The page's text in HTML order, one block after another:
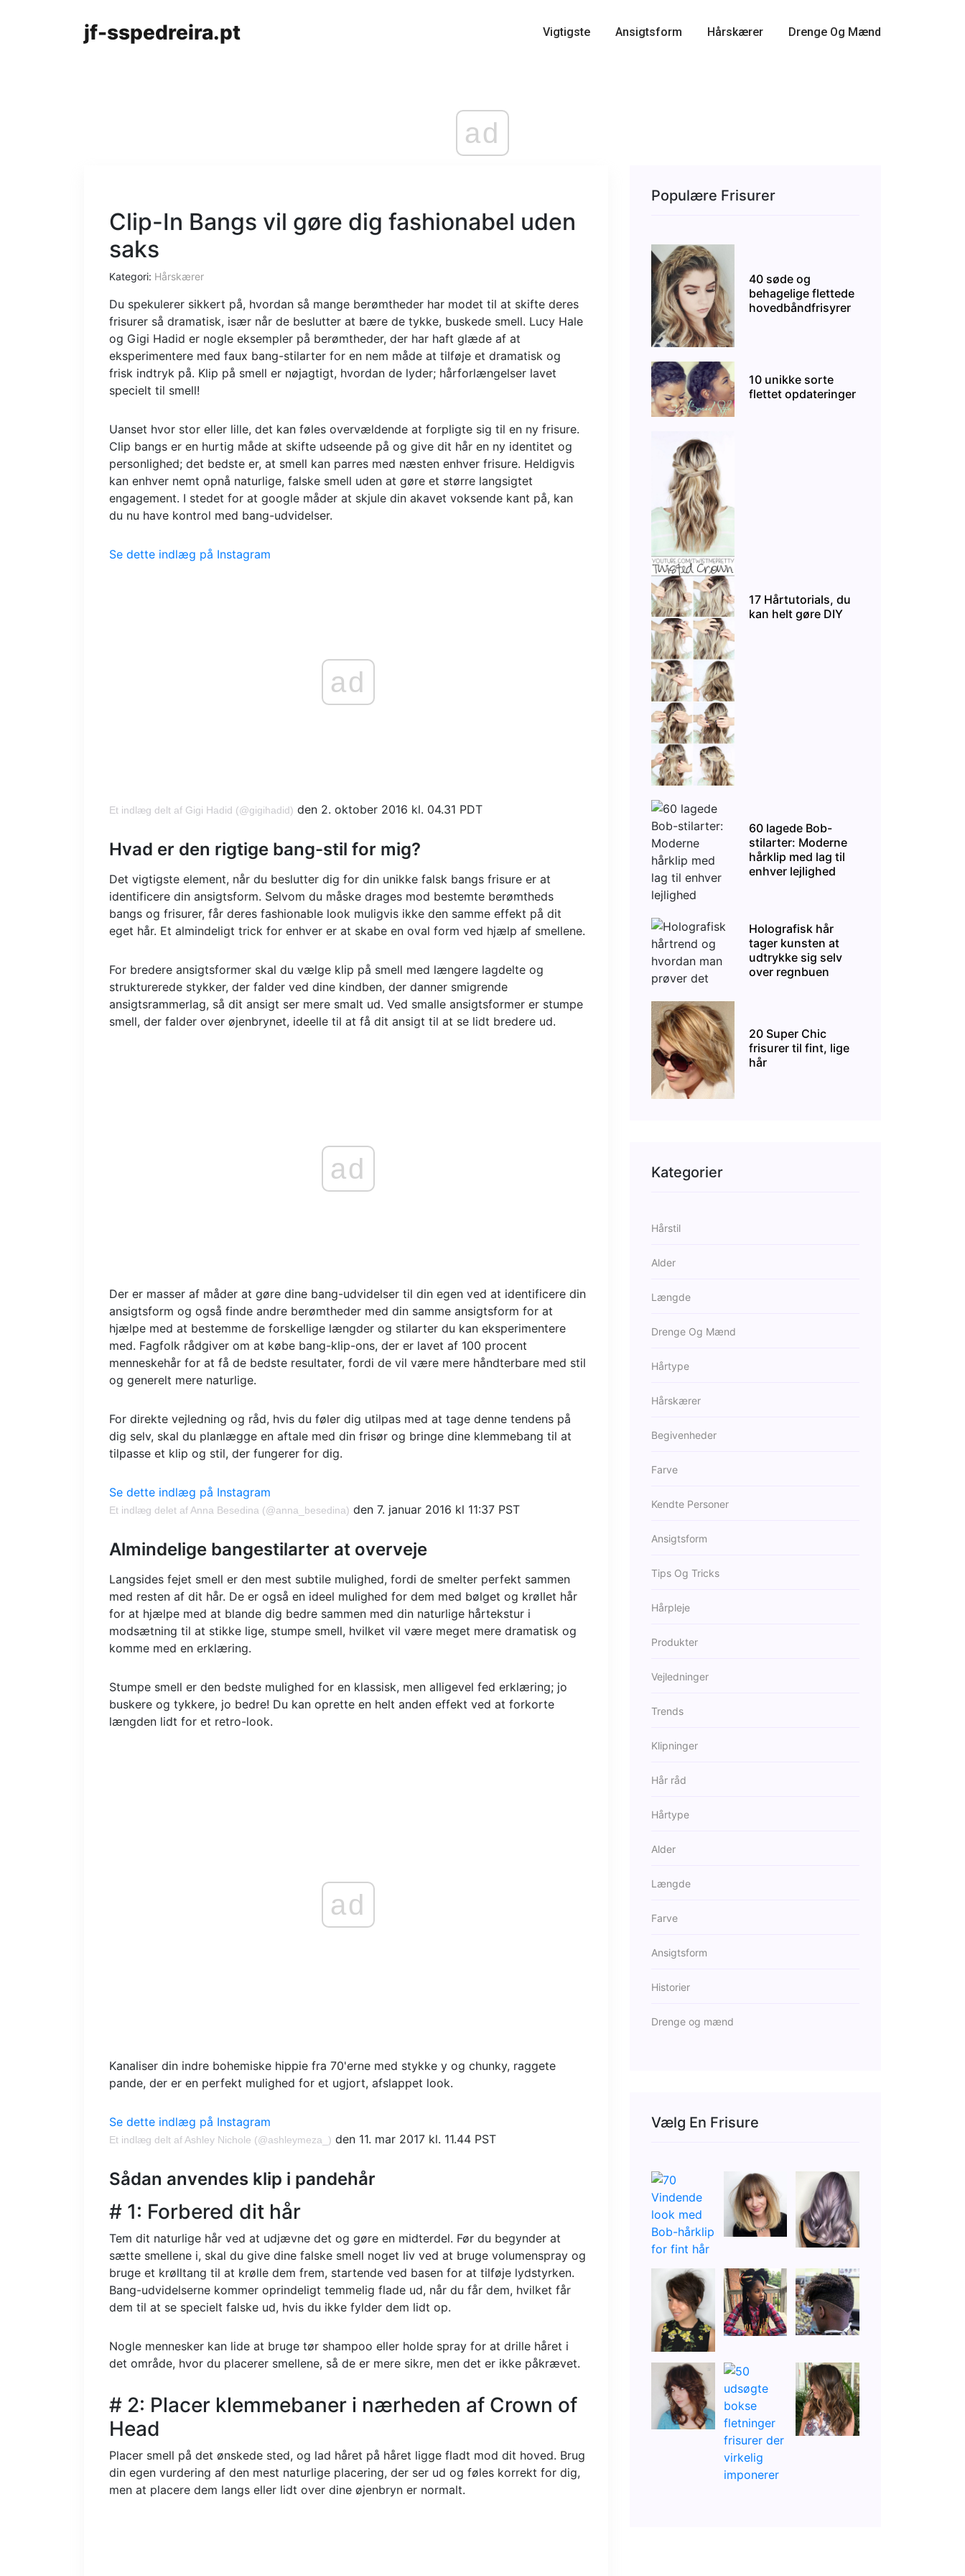
jf-sspedreira.pt Vigtigste Ansigtsform Hårskærer Drenge Og Mænd
ad
Clip-In Bangs vil gøre dig fashionabel uden
saks
Kategori: Hårskærer
Du spekulerer sikkert på, hvordan så mange berømtheder har modet til at skifte deres
frisurer så dramatisk, især når de beslutter at bære de tykke, buskede smell. Lucy Hale
og Gigi Hadid er nogle eksempler på berømtheder, der har haft glæde af at
eksperimentere med faux bang-stilarter for en nem måde at tilføje et dramatisk og
frisk indtryk på. Klip på smell er nøjagtigt, hvordan de lyder; hårforlængelser lavet
specielt til smell!
Uanset hvor stor eller lille, det kan føles overvældende at forpligte sig til en ny frisure.
Clip bangs er en hurtig måde at skifte udseende på og give dit hår en ny identitet og
personlighed; det bedste er, at smell kan parres med næsten enhver frisure. Heldigvis
kan enhver nemt opnå naturlige, falske smell uden at gøre et større langsigtet
engagement. I stedet for at google måder at skjule din akavet voksende kant på, kan
du nu have kontrol med bang-udvidelser.
Se dette indlæg på Instagram
ad
Et indlæg delt af Gigi Hadid (@gigihadid) den 2. oktober 2016 kl. 04.31 PDT
Hvad er den rigtige bang-stil for mig?
Det vigtigste element, når du beslutter dig for din unikke falsk bangs frisure er at
identificere din ansigtsform. Selvom du måske drages mod bestemte berømtheds
bangs og frisurer, får deres fashionable look muligvis ikke den samme effekt på dit
eget hår. Et almindeligt trick for enhver er at skabe en oval form ved hjælp af smellene.
For bredere ansigtsformer skal du vælge klip på smell med længere lagdelte og
strukturerede stykker, der falder ved dine kindben, der danner smigrende
ansigtsrammerlag, så dit ansigt ser mere smalt ud. Ved smalle ansigtsformer er stumpe
smell, der falder over øjenbrynet, ideelle til at få dit ansigt til at se lidt bredere ud.
ad
Der er masser af måder at gøre dine bang-udvidelser til din egen ved at identificere din
ansigtsform og også finde andre berømtheder med din samme ansigtsform for at
hjælpe med at bestemme de forskellige længder og stilarter du kan eksperimentere
med. Fagfolk rådgiver om at købe bang-klip-ons, der er lavet af 100 procent
menneskehår for at få de bedste resultater, fordi de vil være mere håndterbare med stil
og generelt mere naturlige.
For direkte vejledning og råd, hvis du føler dig utilpas med at tage denne tendens på
dig selv, skal du planlægge en aftale med din frisør og bringe dine klemmebang til at
tilpasse et klip og stil, der fungerer for dig.
Se dette indlæg på Instagram
Et indlæg delet af Anna Besedina (@anna_besedina) den 7. januar 2016 kl 11:37 PST
Almindelige bangestilarter at overveje
Langsides fejet smell er den mest subtile mulighed, fordi de smelter perfekt sammen
med resten af ​​dit hår. De er også en ideel mulighed for dem med bølget og krøllet hår
for at hjælpe med at blande dig bedre sammen med din naturlige hårtekstur i
modsætning til at stikke lige, stumpe smell, hvilket vil være meget mere dramatisk og
komme med en erklæring.
Stumpe smell er den bedste mulighed for en klassisk, men alligevel fed erklæring; jo
buskere og tykkere, jo bedre! Du kan oprette en helt anden effekt ved at forkorte
længden lidt for et retro-look.
ad
Kanaliser din indre bohemiske hippie fra 70'erne med stykke y og chunky, raggete
pande, der er en perfekt mulighed for et ugjort, afslappet look.
Se dette indlæg på Instagram
Et indlæg delt af Ashley Nichole (@ashleymeza_) den 11. mar 2017 kl. 11.44 PST
Sådan anvendes klip i pandehår
# 1: Forbered dit hår
Tem dit naturlige hår ved at udjævne det og gøre en midterdel. Før du begynder at
sætte smellene i, skal du give dine falske smell noget liv ved at bruge volumenspray og
bruge et krølltang til at krølle dem frem, startende ved basen for at tilføje lydstyrken.
Bang-udvidelserne kommer oprindeligt temmelig flade ud, når du får dem, hvilket får
dem til at se specielt falske ud, hvis du ikke fylder dem lidt op.
Nogle mennesker kan lide at bruge tør shampoo eller holde spray for at drille håret i
det område, hvor du placerer smellene, så de er mere sikre, men det er ikke påkrævet.
# 2: Placer klemmebaner i nærheden af ​​Crown of
Head
Placer smell på det ønskede sted, og lad håret på håret ligge fladt mod dit hoved. Brug
din egen vurdering af den mest naturlige placering, der ser ud og føles korrekt for dig,
men at placere dem langs eller lidt over dine øjenbryn er normalt.
Populære Frisurer
40 søde og
behagelige flettede
hovedbåndfrisyrer
10 unikke sorte
flettet opdateringer
17 Hårtutorials, du
kan helt gøre DIY
60 lagede Bob-
stilarter: Moderne
hårklip med lag til
enhver lejlighed
Holografisk hår
tager kunsten at
udtrykke sig selv
over regnbuen
20 Super Chic
frisurer til fint, lige
hår
Kategorier
Hårstil
Alder
Længde
Drenge Og Mænd
Hårtype
Hårskærer
Begivenheder
Farve
Kendte Personer
Ansigtsform
Tips Og Tricks
Hårpleje
Produkter
Vejledninger
Trends
Klipninger
Hår råd
Hårtype
Alder
Længde
Farve
Ansigtsform
Historier
Drenge og mænd
Vælg En Frisure